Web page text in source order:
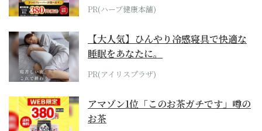
PR(ハーブ健康本舗)
【大人気】ひんやり冷感寝具で快適な
睡眠をあなたに。
PR(アイリスプラザ)
アマゾン1位「このお茶ガチです」噂の
お茶